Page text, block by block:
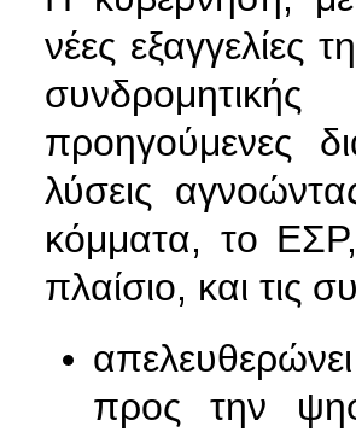
νέες εξαγγελίες
προηγούμενες
λύσεις
κόμματα, το
πλαίσιο, και τις
προς την